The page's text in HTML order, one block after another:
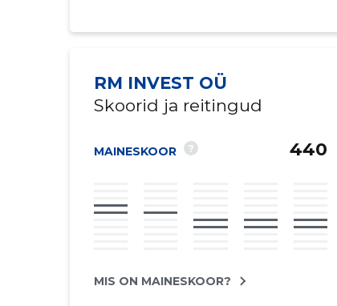
RM INVEST OÜ
Skoorid ja reitingud
MAINESKOOR ? 440
MIS ON MAINESKOOR?